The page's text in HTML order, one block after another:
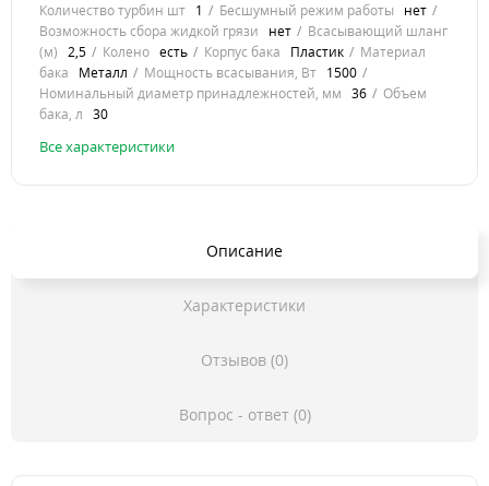
Количество турбин шт 1 Бесшумный режим работы
нет
Возможность сбора жидкой грязи
нет
Всасывающий шланг
(м) 2,5 Колено есть Корпуc бака Пластик
Материал
бака
Металл Мощность всасывания, Вт 1500
Номинальный диаметр принадлежностей, мм 36
Объем
бака, л 30
Все характеристики
Описание
Характеристики
Отзывов (0)
Вопрос - ответ (0)